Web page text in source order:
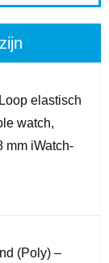
elastisch
watch,
mm iWatch-
(Poly) –